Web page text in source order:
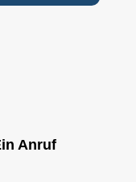
Anruf